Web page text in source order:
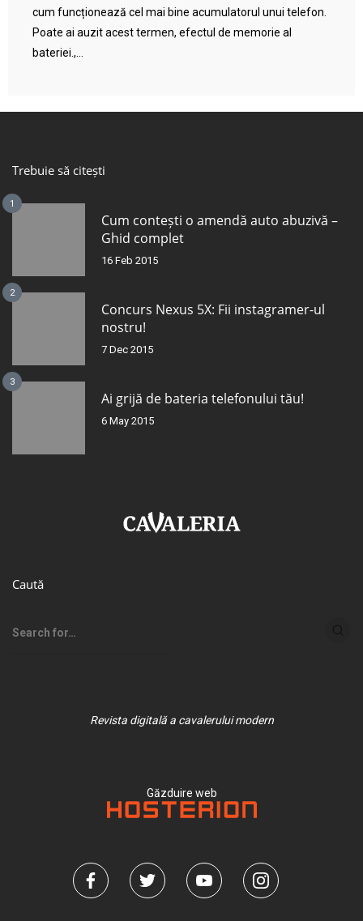
cum funcționează cel mai bine acumulatorul unui telefon.
Poate ai auzit acest termen, efectul de memorie al
bateriei.,...
Trebuie să citești
1
Cum contești o amendă auto abuzivă –
Ghid complet
16 Feb 2015
2
Concurs Nexus 5X: Fii instagramer-ul
nostru!
7 Dec 2015
3
Ai grijă de bateria telefonului tău!
6 May 2015
Caută
Revista digitală a cavalerului modern
Găzduire web